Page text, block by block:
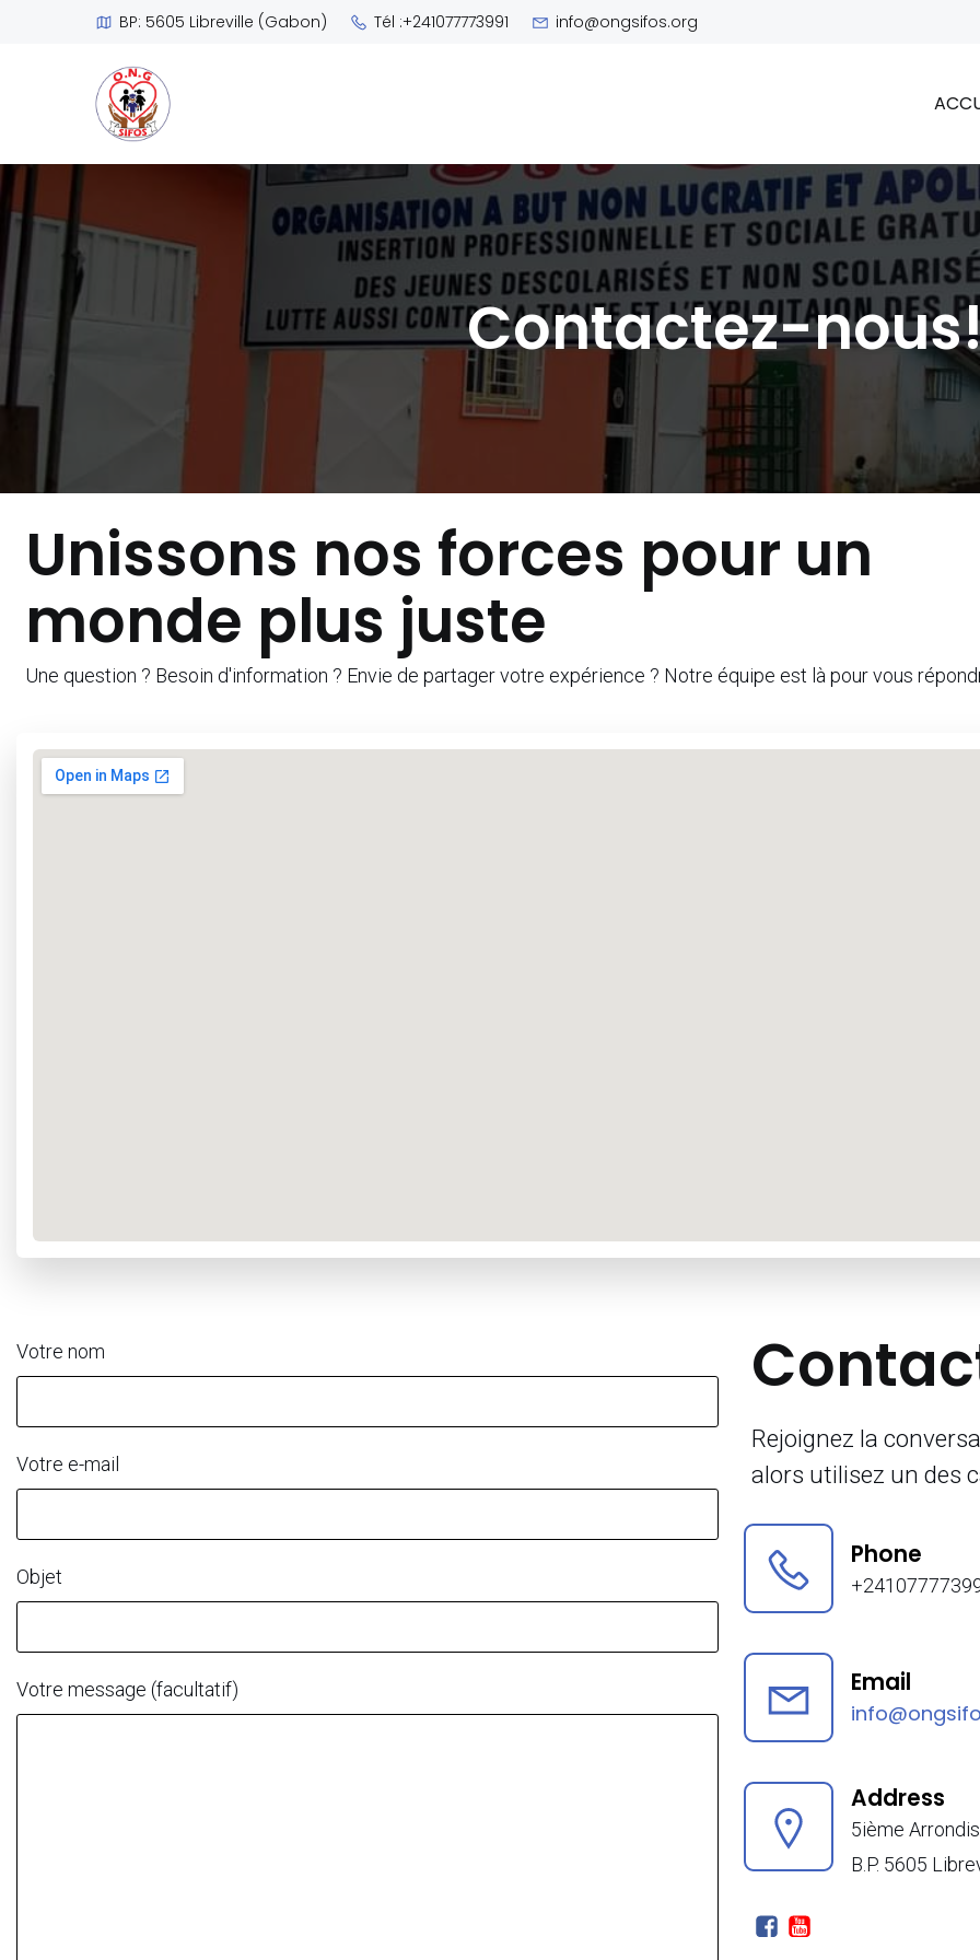
BP: 5605 Libreville (Gabon) Tél :+241077773991 info@ongsifos.org
Contactez-
Unissons nos forces pour un
monde plus juste
Une question ? Besoin d'information ? Envie de partager votre expérience ? Notre équipe est là pour vous
Votre nom
Votre e-mail
Objet
Votre message (facultatif)
Rejoignez la
alors utilisez un des
Phone
Email
Address
5ième
B.P. 5605